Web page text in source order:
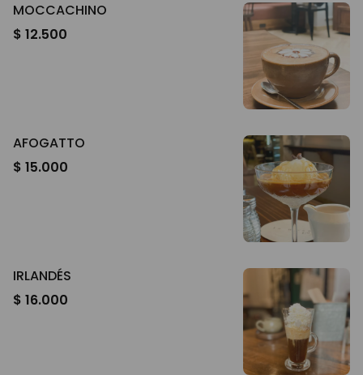
MOCCACHINO
$ 12.500
AFOGATTO
$ 15.000
IRLANDÉS
$ 16.000